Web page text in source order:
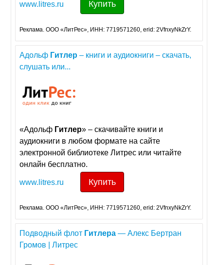
www.litres.ru Купить
Реклама. ООО «ЛитРес», ИНН: 7719571260, erid: 2VfnxyNkZrY.
Адольф Гитлер – книги и аудиокниги – скачать,
слушать или...
«Адольф Гитлер» – скачивайте книги и
аудиокниги в любом формате на сайте
электронной библиотеке Литрес или читайте
онлайн бесплатно.
www.litres.ru Купить
Реклама. ООО «ЛитРес», ИНН: 7719571260, erid: 2VfnxyNkZrY.
Подводный флот Гитлера — Алекс Бертран
Громов | Литрес